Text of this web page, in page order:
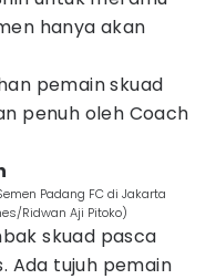
hanya akan
pemain skuad
penuh oleh Coach
Padang FC di Jakarta
Ridwan Aji Pitoko)
skuad pasca
Ada tujuh pemain